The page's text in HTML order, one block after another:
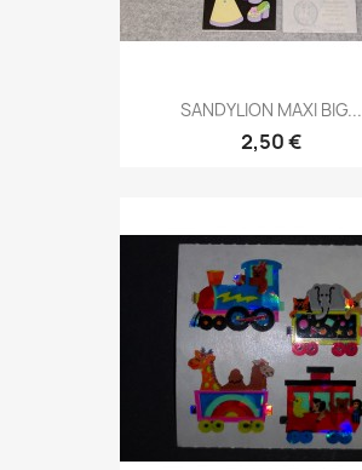
SANDYLION MAXI BIG...
2,50 €